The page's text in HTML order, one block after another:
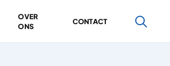
OVER
ONS
CONTACT